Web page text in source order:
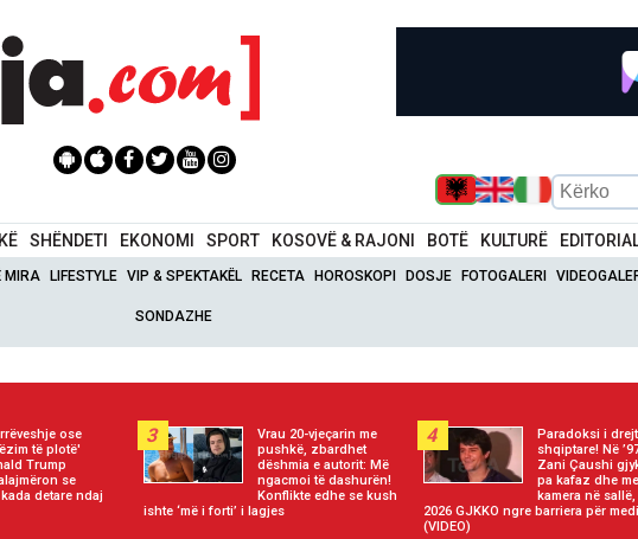
SHËNDETI EKONOMI SPORT KOSOVË & RAJONI BOTË KULTURË
MIRA LIFESTYLE VIP & SPEKTAKËL RECETA HOROSKOPI DOSJE FOTOGALERI
SONDAZHE
ose
të plotë'
Trump
se
detare ndaj
3
Vrau 20-vjeçarin me
pushkë, zbardhet
dëshmia e autorit: Më
ngacmoi të dashurën!
Konflikte edhe se kush
ishte ‘më i forti’ i lagjes
4
Paradoksi i
shqiptare! Në
Zani Çaushi
pa kafaz dhe me
kamera në
2026 GJKKO ngre barriera për
(VIDEO)